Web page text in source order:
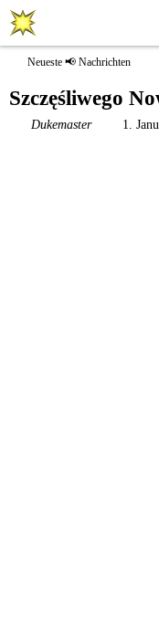
Neueste 📢 Nachrichten
Szczęśliwego
Dukemaster 1.